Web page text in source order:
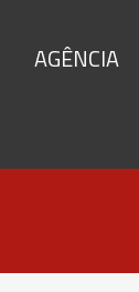
AGÊNCIA